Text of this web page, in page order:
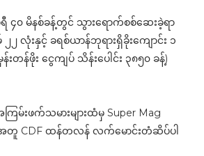
ရီ ၄၀ မိနစ်ခန့်တွင် သွားရောက်စစ်ဆေးခဲ့ရာ
၂၂ လုံးနှင့် ခရစ်ယာန်ဘုရားရှိခိုးကျောင်း ၁
းတန်ဖိုး ငွေကျပ် သိန်းပေါင်း ၃၈၅၀ ခန့်)
မ်းဖက်သမားများထံမှ Super Mag
အတူ CDF ထန်တလန် လက်မောင်းတံဆိပ်ပါ